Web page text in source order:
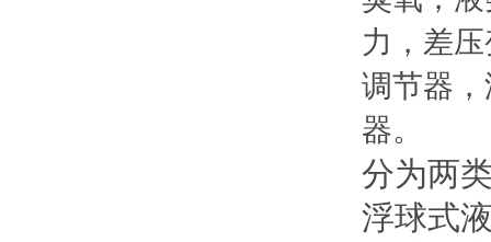
力，差
调节器
器。
分为两
浮球式